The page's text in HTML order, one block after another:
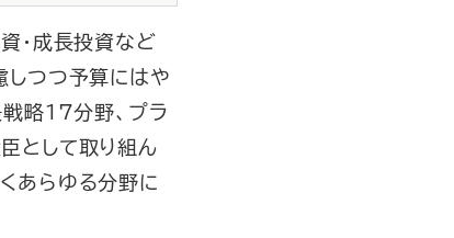
・成長投資など
しつつ予算にはや
戦略17分野、プラ
として取り組ん
あらゆる分野に